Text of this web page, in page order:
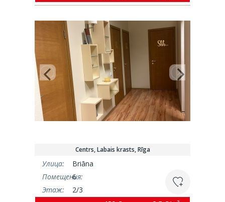
Centrs, Labais krasts, Rīga
Улица:
Briāna
Помещения:
6
Этаж:
2/3